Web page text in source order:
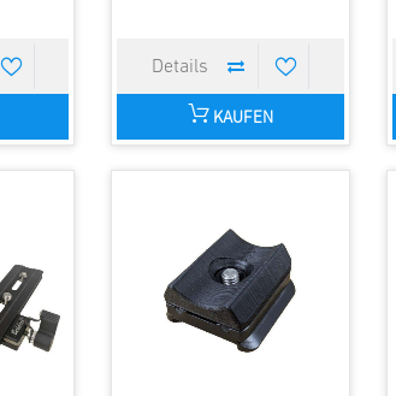
KAUFEN